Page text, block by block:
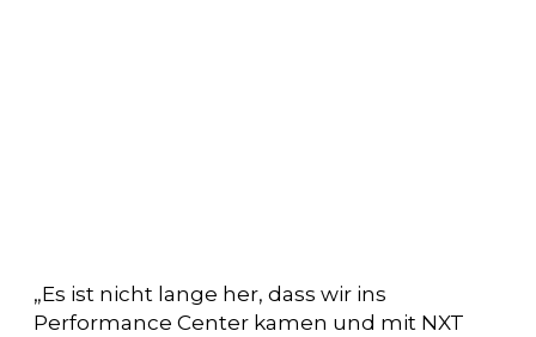
„Es ist nicht lange her, dass wir ins
Performance Center kamen und mit NXT